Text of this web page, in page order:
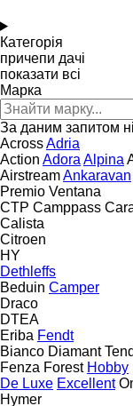
Категорія
причепи дачі
показати всі
Марка
За даним запитом
AcrossAdria
Action Adora Alpina
AirstreamAnkaravan
Premio Ventana
CTP Camppass
Calista
Citroen
HY
Dethleffs
Beduin Camper
Draco
DTEA
Eriba Fendt
Bianco Diamant
Fenza Forest Hobby
De Luxe Excellent
Hymer